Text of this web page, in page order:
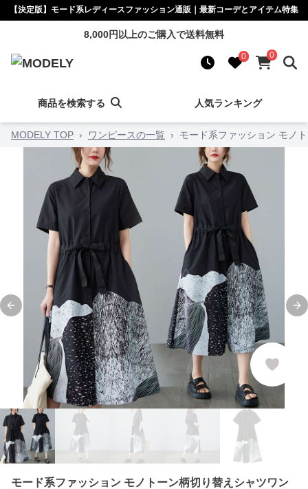
【決定版】モード系レディースファッション通販｜最新コーデとアイテム特集
8,000円以上のご購入で送料無料
0 0
商品を検索する 人気ランキング
MODELY TOP › ワンピースの一覧 › モード系ファッション モノ
Previous slide
モード系ファッション モノトーン柄切り替えシャツワン